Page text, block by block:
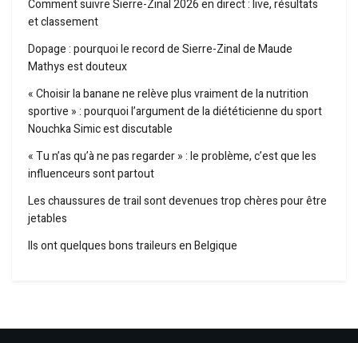
Comment suivre Sierre-Zinal 2026 en direct : live, résultats
et classement
Dopage : pourquoi le record de Sierre-Zinal de Maude
Mathys est douteux
« Choisir la banane ne relève plus vraiment de la nutrition
sportive » : pourquoi l’argument de la diététicienne du sport
Nouchka Simic est discutable
« Tu n’as qu’à ne pas regarder » : le problème, c’est que les
influenceurs sont partout
Les chaussures de trail sont devenues trop chères pour être
jetables
Ils ont quelques bons traileurs en Belgique